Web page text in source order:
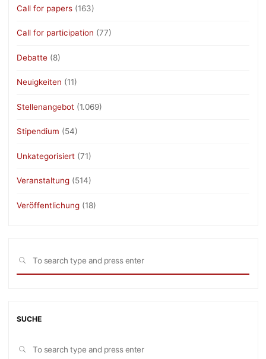
Call for papers (163)
Call for participation (77)
Debatte (8)
Neuigkeiten (11)
Stellenangebot (1.069)
Stipendium (54)
Unkategorisiert (71)
Veranstaltung (514)
Veröffentlichung (18)
SEARCH
SUCHE
SEARCH